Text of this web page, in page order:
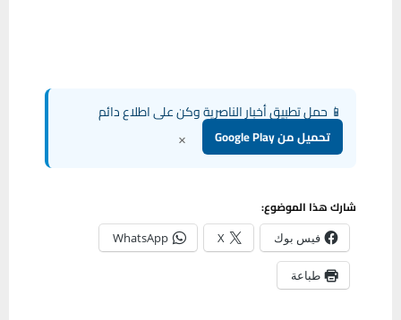
📱 حمل تطبيق أخبار الناصرية وكن على اطلاع دائم
تحميل من Google Play ×
شارك هذا الموضوع:
فيس بوك X
WhatsApp
طباعة